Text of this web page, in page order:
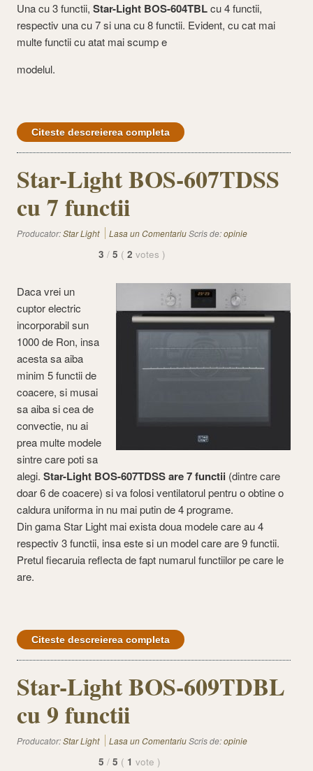
Una cu 3 functii, Star-Light BOS-604TBLcu 4 functii,
respectiv una cu 7 si una cu 8 functii. Evident, cu cat mai
multe functii cu atat mai scump e
modelul.
Citeste descreierea completa
Star-Light BOS-607TDSS
cu 7 functii
Producator:Star Light Lasa un ComentariuScris de:opinie
3 / 5 ( 2 votes )
Daca vrei un
cuptor electric
incorporabil sun
1000 de Ron, insa
acesta sa aiba
minim 5 functii de
coacere, si musai
sa aiba si cea de
convectie, nu ai
prea multe modele
sintre care poti sa
alegi. Star-Light BOS-607TDSS are 7 functii (dintre care
doar 6 de coacere) si va folosi ventilatorul pentru o obtine o
caldura uniforma in nu mai putin de 4 programe.
Din gama Star Light mai exista doua modele care au 4
respectiv 3 functii, insa este si un model care are 9 functii.
Pretul fiecaruia reflecta de fapt numarul functiilor pe care le
are.
Citeste descreierea completa
Star-Light BOS-609TDBL
cu 9 functii
Producator:Star Light Lasa un ComentariuScris de:opinie
5 / 5 ( 1 vote )